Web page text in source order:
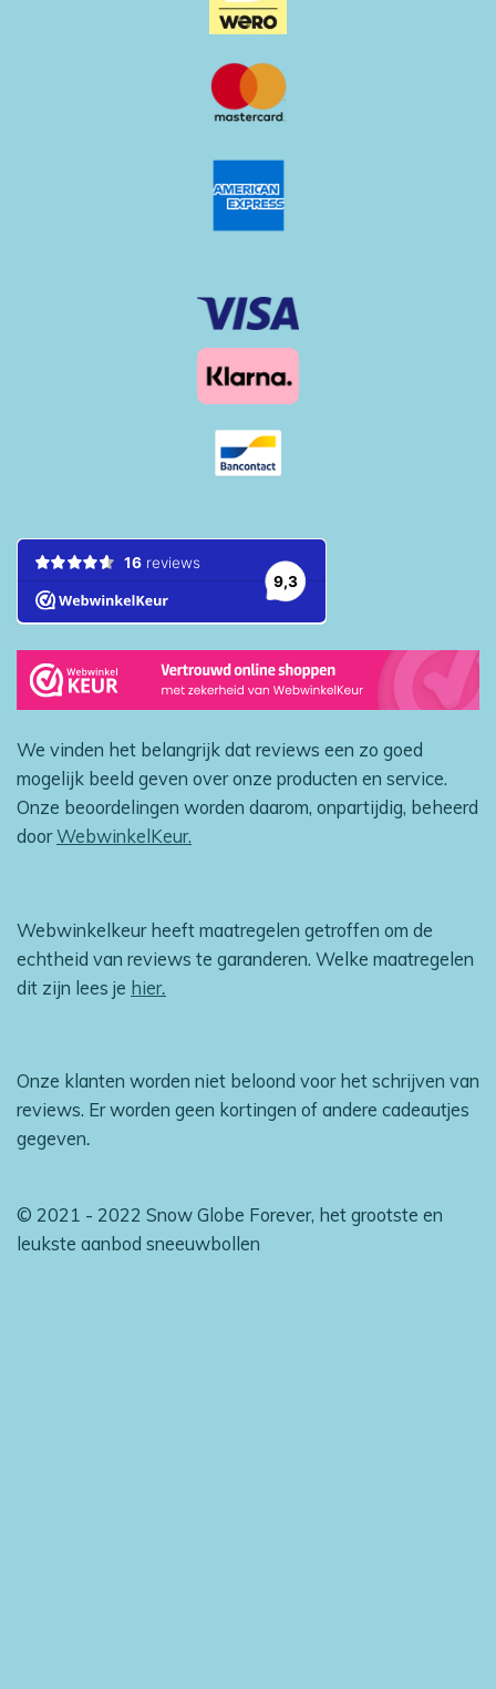
We vinden het belangrijk dat reviews een zo goed
mogelijk beeld geven over onze producten en service.
Onze beoordelingen worden daarom, onpartijdig, beheerd
doorWebwinkelKeur.
Webwinkelkeur heeft maatregelen getroffen om de
echtheid van reviews te garanderen. Welke maatregelen
dit zijn lees je hier.
Onze klanten worden niet beloond voor het schrijven van
reviews. Er worden geen kortingen of andere cadeautjes
gegeven.
© 2021 - 2022 Snow Globe Forever, het grootste en
leukste aanbod sneeuwbollen